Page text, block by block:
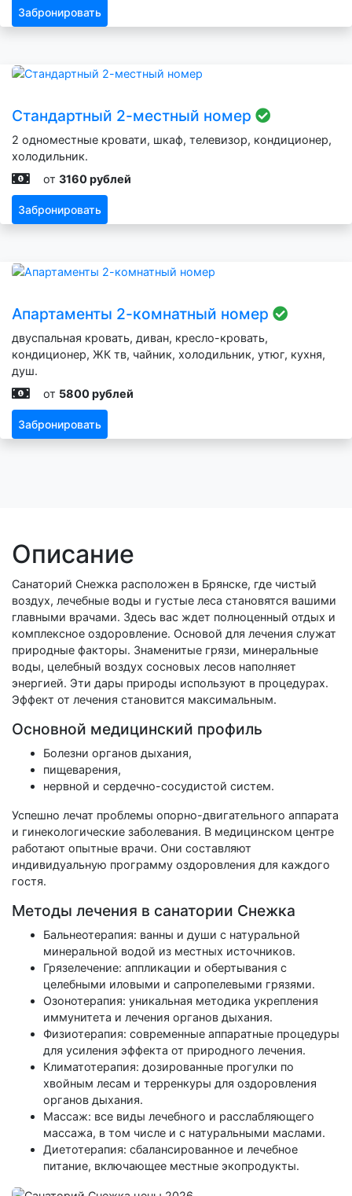
Забронировать
Стандартный 2-местный номер
2 одноместные кровати, шкаф, телевизор, кондиционер,
холодильник.
от 3160 рублей
Забронировать
Апартаменты 2-комнатный номер
двуспальная кровать, диван, кресло-кровать,
кондиционер, ЖК тв, чайник, холодильник, утюг, кухня,
душ.
от 5800 рублей
Забронировать
Описание
Санаторий Снежка расположен в Брянске, где чистый
воздух, лечебные воды и густые леса становятся вашими
главными врачами. Здесь вас ждет полноценный отдых и
комплексное оздоровление. Основой для лечения служат
природные факторы. Знаменитые грязи, минеральные
воды, целебный воздух сосновых лесов наполняет
энергией. Эти дары природы используют в процедурах.
Эффект от лечения становится максимальным.
Основной медицинский профиль
Болезни органов дыхания,
пищеварения,
нервной и сердечно-сосудистой систем.
Успешно лечат проблемы опорно-двигательного аппарата
и гинекологические заболевания. В медицинском центре
работают опытные врачи. Они составляют
индивидуальную программу оздоровления для каждого
гостя.
Методы лечения в санатории Снежка
Бальнеотерапия: ванны и души с натуральной
минеральной водой из местных источников.
Грязелечение: аппликации и обертывания с
целебными иловыми и сапропелевыми грязями.
Озонотерапия: уникальная методика укрепления
иммунитета и лечения органов дыхания.
Физиотерапия: современные аппаратные процедуры
для усиления эффекта от природного лечения.
Климатотерапия: дозированные прогулки по
хвойным лесам и терренкуры для оздоровления
органов дыхания.
Массаж: все виды лечебного и расслабляющего
массажа, в том числе и с натуральными маслами.
Диетотерапия: сбалансированное и лечебное
питание, включающее местные экопродукты.